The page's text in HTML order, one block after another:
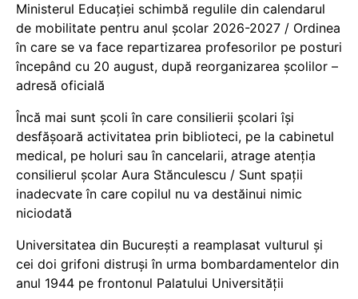
Ministerul Educației schimbă regulile din calendarul
de mobilitate pentru anul școlar 2026-2027 / Ordinea
în care se va face repartizarea profesorilor pe posturi
începând cu 20 august, după reorganizarea școlilor –
adresă oficială
Încă mai sunt școli în care consilierii școlari își
desfășoară activitatea prin biblioteci, pe la cabinetul
medical, pe holuri sau în cancelarii, atrage atenția
consilierul școlar Aura Stănculescu / Sunt spații
inadecvate în care copilul nu va destăinui nimic
niciodată
Universitatea din București a reamplasat vulturul și
cei doi grifoni distruși în urma bombardamentelor din
anul 1944 pe frontonul Palatului Universității